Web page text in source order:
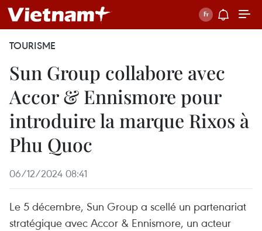
TOURISME
Sun Group collabore avec
Accor & Ennismore pour
introduire la marque Rixos à
Phu Quoc
06/12/2024 08:41
Le 5 décembre, Sun Group a scellé un partenariat
stratégique avec Accor & Ennismore, un acteur